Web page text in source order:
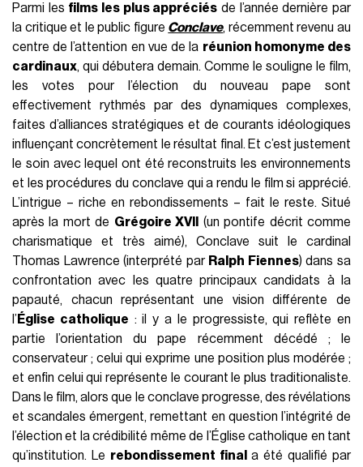
Parmi les films les plus appréciés de l’année dernière par
la critique et le public figure Conclave, récemment revenu au
centre de l’attention en vue de la réunion homonyme des
cardinaux, qui débutera demain. Comme le souligne le film,
les votes pour l’élection du nouveau pape sont
effectivement rythmés par des dynamiques complexes,
faites d’alliances stratégiques et de courants idéologiques
influençant concrètement le résultat final. Et c’est justement
le soin avec lequel ont été reconstruits les environnements
et les procédures du conclave qui a rendu le film si apprécié.
L’intrigue – riche en rebondissements – fait le reste. Situé
après la mort de Grégoire XVII
(un pontife décrit comme
charismatique et très aimé), Conclave suit le cardinal
Thomas Lawrence (interprété par Ralph Fiennes) dans sa
confrontation avec les quatre principaux candidats à la
papauté, chacun représentant une vision différente de
l’ Église catholique : il y a le progressiste, qui reflète en
partie l’orientation du pape récemment décédé ; le
conservateur ; celui qui exprime une position plus modérée ;
et enfin celui qui représente le courant le plus traditionaliste.
Dans le film, alors que le conclave progresse, des révélations
et scandales émergent, remettant en question l’intégrité de
l’élection et la crédibilité même de l’Église catholique en tant
qu’institution. Le rebondissement final
a été qualifié par